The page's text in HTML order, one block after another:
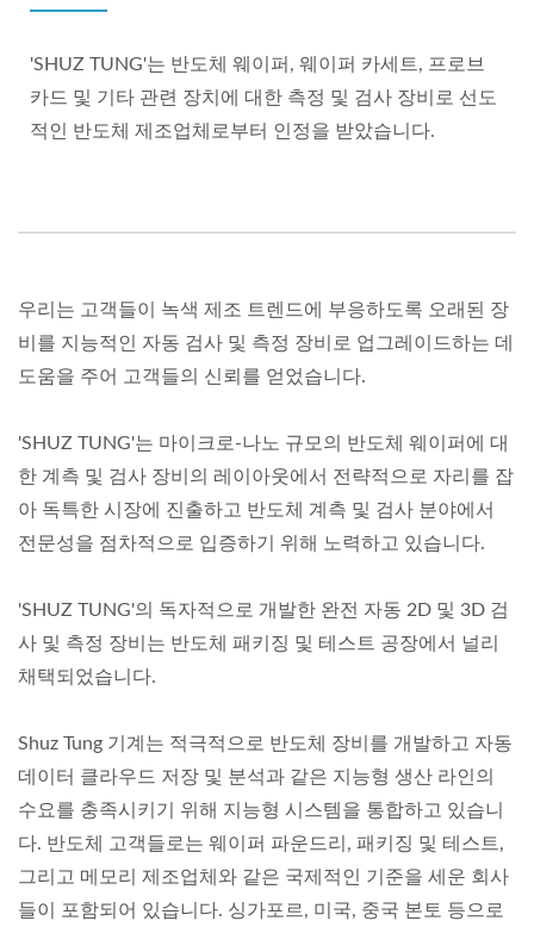
'SHUZ TUNG'는 반도체 웨이퍼, 웨이퍼 카세트, 프로브
카드 및 기타 관련 장치에 대한 측정 및 검사 장비로 선도
적인 반도체 제조업체로부터 인정을 받았습니다.
우리는 고객들이 녹색 제조 트렌드에 부응하도록 오래된 장
비를 지능적인 자동 검사 및 측정 장비로 업그레이드하는 데
도움을 주어 고객들의 신뢰를 얻었습니다.
'SHUZ TUNG'는 마이크로-나노 규모의 반도체 웨이퍼에 대
한 계측 및 검사 장비의 레이아웃에서 전략적으로 자리를 잡
아 독특한 시장에 진출하고 반도체 계측 및 검사 분야에서
전문성을 점차적으로 입증하기 위해 노력하고 있습니다.
'SHUZ TUNG'의 독자적으로 개발한 완전 자동 2D 및 3D 검
사 및 측정 장비는 반도체 패키징 및 테스트 공장에서 널리
채택되었습니다.
Shuz Tung 기계는 적극적으로 반도체 장비를 개발하고 자동
데이터 클라우드 저장 및 분석과 같은 지능형 생산 라인의
수요를 충족시키기 위해 지능형 시스템을 통합하고 있습니
다. 반도체 고객들로는 웨이퍼 파운드리, 패키징 및 테스트,
그리고 메모리 제조업체와 같은 국제적인 기준을 세운 회사
들이 포함되어 있습니다. 싱가포르, 미국, 중국 본토 등으로